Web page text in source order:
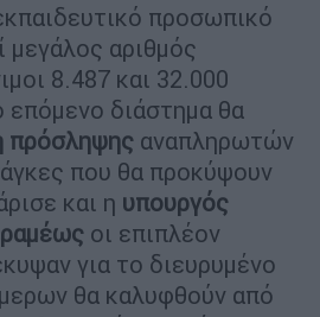
προσωπικό
μεγάλος αριθμός
8.487 και 32.000
διάστημα θα
πρόσληψης αναπληρωτών
που θα προκύψουν
και η υπουργός
οι επιπλέον
για το διευρυμένο
θα καλυφθούν από